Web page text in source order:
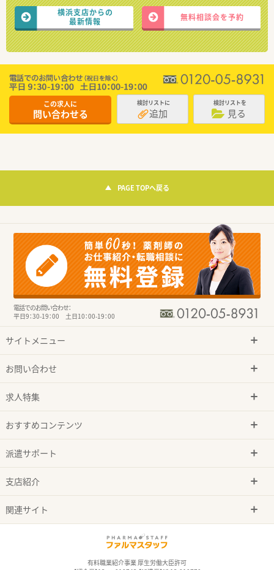
横浜支店からの
最新情報
無料相談会を予約
この求人に
問い合わせる
検討リストに
追加
検討リストを
見る
PAGE TOPへ戻る
電話でのお問い合わせ：
平日9：30-19：00 土日10：00-19：00
サイトメニュー
お問い合わせ
求人特集
おすすめコンテンツ
派遣サポート
支店紹介
関連サイト
有料職業紹介事業 厚生労働大臣許可